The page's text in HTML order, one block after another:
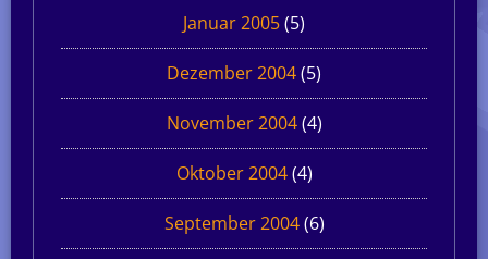
Januar 2005(5)
Dezember 2004(5)
November 2004(4)
Oktober 2004(4)
September 2004(6)